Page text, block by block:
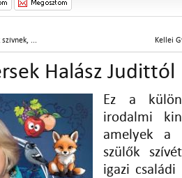
... Kellei
Halász Judittól
Ez a
irodalmi
amelyek a
szülők
igazi